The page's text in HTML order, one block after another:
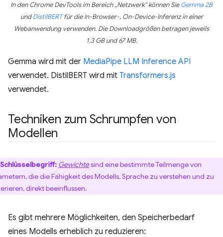
In den Chrome DevTools im Bereich „Netzwerk“ können SieGemma 2B
undDistilBERTfür die In-Browser-, On-Device-Inferenz in einer
Webanwendung verwenden. Die Downloadgrößen betragen jeweils
1,3 GB und 67 MB.
Gemma wird mit der MediaPipe LLM Inference API
verwendet. DistilBERT wird mit Transformers.js
verwendet.
Techniken zum Schrumpfen von
Modellen
Schlüsselbegriff: Gewichtesind eine bestimmte Teilmenge von
die die Fähigkeit des Modells, Sprache zu verstehen und zu
direkt beeinflussen.
Es gibt mehrere Möglichkeiten, den Speicherbedarf
eines Modells erheblich zu reduzieren: